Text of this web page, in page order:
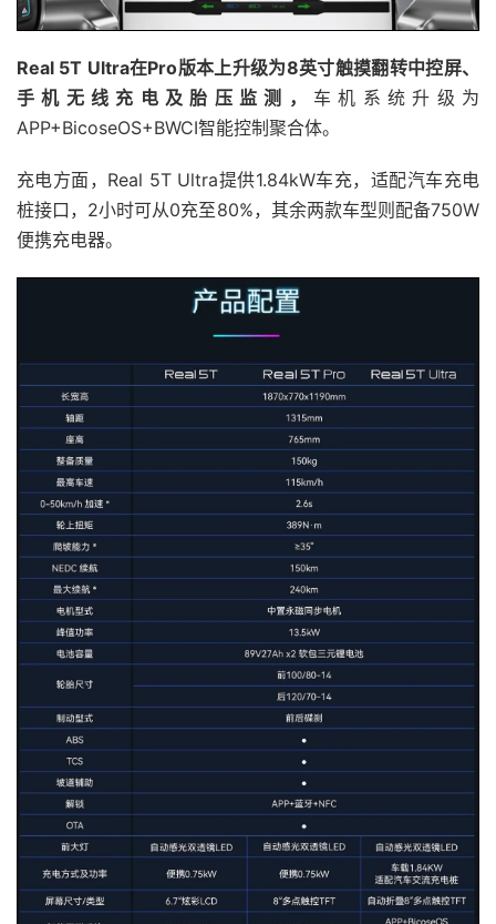
Real 5T Ultra在Pro版本上升级为8英寸触摸翻转中控屏、
手机无线充电及胎压监测， 车机系统升级为
APP+BicoseOS+BWCI智能控制聚合体。
充电方面，Real 5T Ultra提供1.84kW车充，适配汽车充电
桩接口，2小时可从0充至80%，其余两款车型则配备750W
便携充电器。